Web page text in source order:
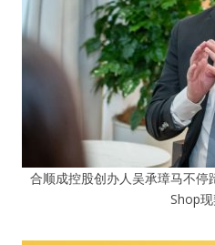
合顺成控股创办人吴承璋马不
Shop